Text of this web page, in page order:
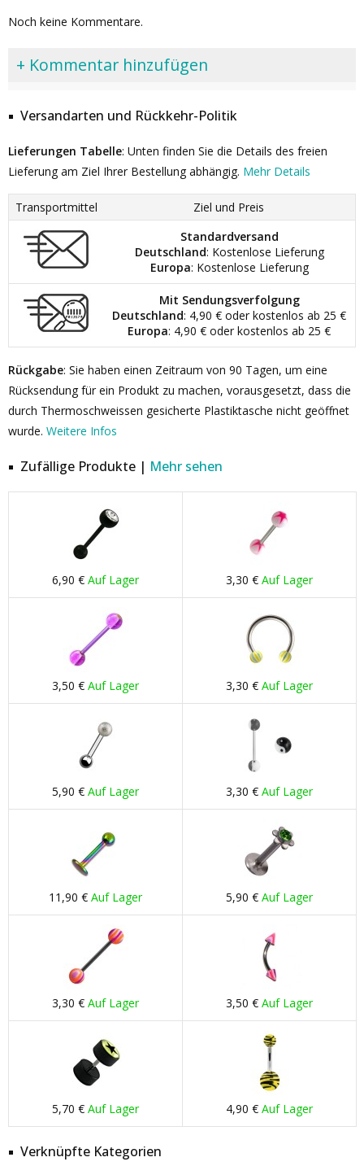
Noch keine Kommentare.
+ Kommentar hinzufügen
Versandarten und Rückkehr-Politik
Lieferungen Tabelle: Unten finden Sie die Details des freien
Lieferung am Ziel Ihrer Bestellung abhängig. Mehr Details
Transportmittel
Ziel und Preis
Standardversand
Deutschland: Kostenlose Lieferung
Europa: Kostenlose Lieferung
Mit Sendungsverfolgung
Deutschland: 4,90 € oder kostenlos ab 25 €
Europa: 4,90 € oder kostenlos ab 25 €
Rückgabe: Sie haben einen Zeitraum von 90 Tagen, um eine
Rücksendung für ein Produkt zu machen, vorausgesetzt, dass die
durch Thermoschweissen gesicherte Plastiktasche nicht geöffnet
wurde. Weitere Infos
Zufällige Produkte | Mehr sehen
6,90 € Auf Lager 3,30 € Auf Lager
3,50 € Auf Lager 3,30 € Auf Lager
5,90 € Auf Lager 3,30 € Auf Lager
11,90 € Auf Lager 5,90 € Auf Lager
3,30 € Auf Lager 3,50 € Auf Lager
5,70 € Auf Lager 4,90 € Auf Lager
Verknüpfte Kategorien